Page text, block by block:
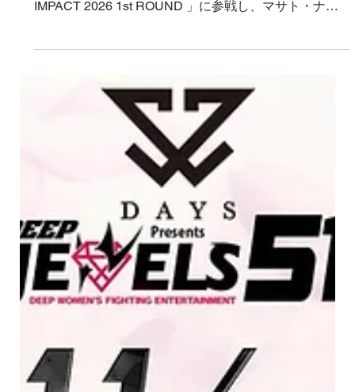
2026に武 利侑都が参戦決定！＠ニュー
ニューピアホールで開催される「 DEEP TOKYO
IMPACT 2026 1st ROUND 」に参戦し、マサト・ナカ
ムラ選手(レンジャージム)と対戦することが決定！ 約9
ヶ月ぶりの試合となる今大会でこれまでのトレーニン
グの成果を発揮し勝利を挙げることができるのか、ご
期待ください！ DEEP TOKYO IMPACT 2026 1st
ROUND大会概要 日時：2026年2月23日（月）開
場/12:00 開始/12:30 ※開場中にオープニングファイト
を開催 会場：ニューピアホール チケット料金：
VIP\17,000 SRS\11,000 指定A\9,000 ※当日は別途ドリ
ンク代（￥500）がかかります。 ※1歳以下は保護者膝
上に限り無料 ＞武 利侑都のプロフィールはこちらから